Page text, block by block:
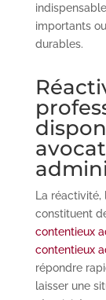
importants
durables.
La
constituent
contentieux
contentieux
répondre
laisser une